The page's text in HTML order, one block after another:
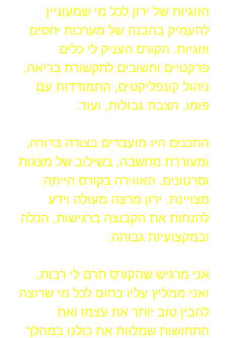
הזוגיות של ירון לכל מי שמעוניין
להעמיק בהבנה של מערכות יחסים
וזוגיות. הקורס העניק לי כלים
פרקטיים וחשובים לתקשורת בריאה,
ניהול קונפליקטים, התמודדות עם
פומו, הצבת גבולות, ועוד.
התכנים היו מועברים בצורה ברורה,
ומעוררת מחשבה, בשילוב של מצגות
וסרטונים. האווירה בקורס הייתה
מצויינת. ירון מרצה מעולה וידע
להנחות את הקבוצה ברגישות, הכלה
ובמקצועיות גבוהה.
אני מרגיש שהקורס תרם לי רבות,
ואני ממליץ עליו בחום לכל מי שרוצה
להבין טוב יותר את עצמו ואת
התחושות שמלוות את כולנו במהלך